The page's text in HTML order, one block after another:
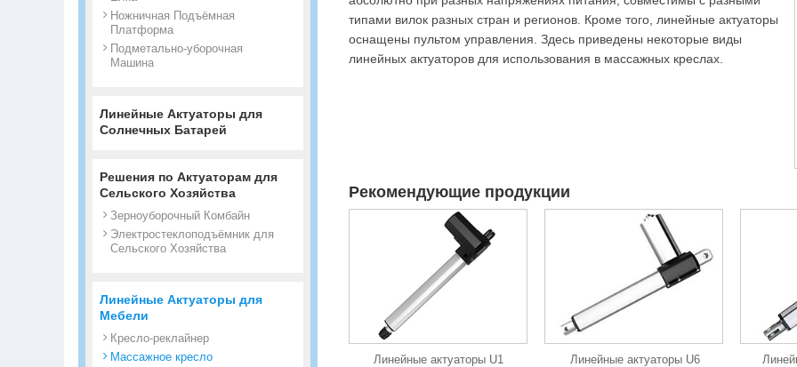
типами вилок разных стран и регионов. Кроме того, линейные актуаторы
оснащены пультом управления. Здесь приведены некоторые виды
линейных актуаторов для использования в массажных креслах.
Рекомендующие продукции
Линейные актуаторы U1 Линейные актуаторы U6
Ножничная Подъёмная
Платформа
Подметально-уборочная
Машина
Линейные Актуаторы для
Солнечных Батарей
Решения по Актуаторам для
Сельского Хозяйства
Зерноуборочный Комбайн
Электростеклоподъёмник для
Сельского Хозяйства
Линейные Актуаторы для
Мебели
Кресло-реклайнер
Массажное кресло